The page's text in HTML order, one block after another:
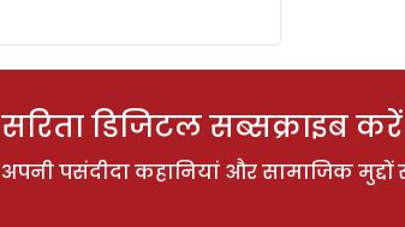
सरिता डिजिटल सब्सक्राइब करें
अपनी पसंदीदा कहानियां और सामाजिक